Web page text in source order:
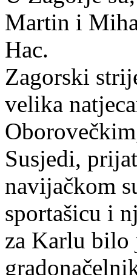
Martin i
Hac.
Zagorski
velika
Susjedi,
navijačkom
sportašicu i
za Karlu bilo